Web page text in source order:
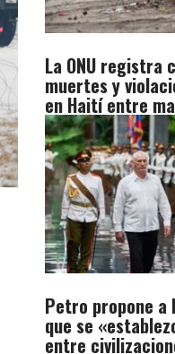
La ONU registra
muertes y
en Haití entre
Petro propone a
que se
entre